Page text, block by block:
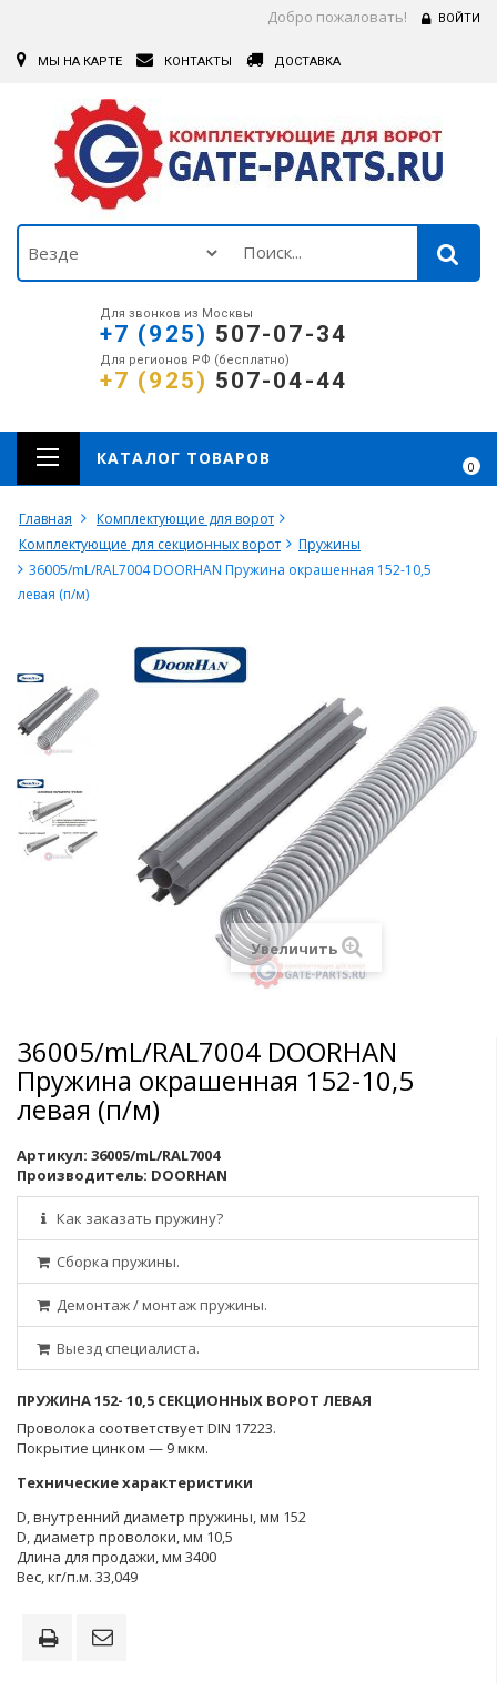
Добро пожаловать! ВОЙТИ
МЫ НА КАРТЕ КОНТАКТЫ ДОСТАВКА
Для звонков из Москвы
+7 (925) 507-07-34
Для регионов РФ (бесплатно)
+7 (925) 507-04-44
0
КАТАЛОГ ТОВАРОВ
Главная
Комплектующие для ворот
Комплектующие для секционных ворот
Пружины
36005/mL/RAL7004 DOORHAN Пружина окрашенная 152-10,5
левая (п/м)
Увеличить
36005/mL/RAL7004 DOORHAN
Пружина окрашенная 152-10,5
левая (п/м)
Артикул: 36005/mL/RAL7004
Производитель: DOORHAN
Как заказать пружину?
Сборка пружины.
Демонтаж / монтаж пружины.
Выезд специалиста.
ПРУЖИНА 152- 10,5 СЕКЦИОННЫХ ВОРОТ ЛЕВАЯ
Проволока соответствует DIN 17223.
Покрытие цинком — 9 мкм.
Технические характеристики
D, внутренний диаметр пружины, мм 152
D, диаметр проволоки, мм 10,5
Длина для продажи, мм 3400
Вес, кг/п.м. 33,049